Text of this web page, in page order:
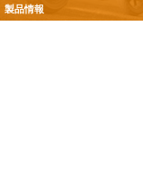
製品情報